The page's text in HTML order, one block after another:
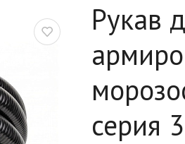
Рукав
серия